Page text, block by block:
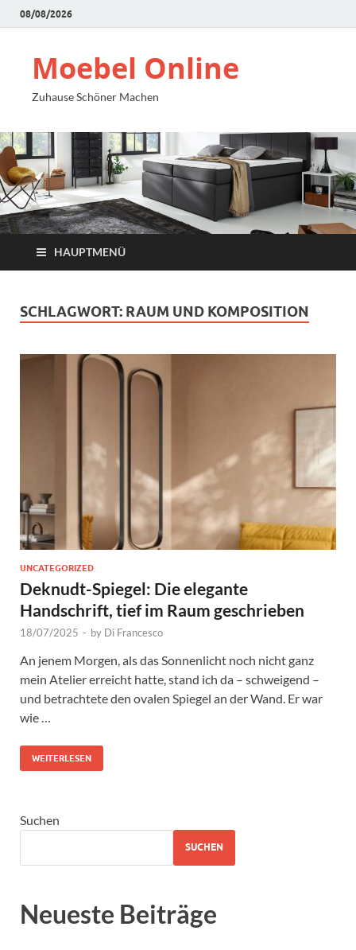
08/08/2026
Moebel Online
Zuhause Schöner Machen
HAUPTMENÜ
SCHLAGWORT: RAUM UND KOMPOSITION
UNCATEGORIZED
Deknudt-Spiegel: Die elegante
Handschrift, tief im Raum geschrieben
18/07/2025 - by Di Francesco
An jenem Morgen, als das Sonnenlicht noch nicht ganz
mein Atelier erreicht hatte, stand ich da – schweigend –
und betrachtete den ovalen Spiegel an der Wand. Er war
wie …
WEITERLESEN
Suchen
SUCHEN
Neueste Beiträge